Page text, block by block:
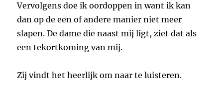
Vervolgens doe ik oordoppen in want ik kan
dan op de een of andere manier niet meer
slapen. De dame die naast mij ligt, ziet dat als
een tekortkoming van mij.
Zij vindt het heerlijk om naar te luisteren.